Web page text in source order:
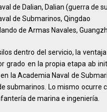
de Dalian, Dalian (guerra de
de Submarinos, Qingdao
de Armas Navales,
dentro del servicio, la
grado en la propia etapa ab
la Academia Naval de
submarinos. Lo mismo ocurre
de marina e ingeniería.